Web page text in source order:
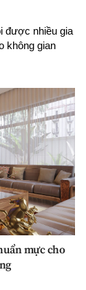
được nhiều gia
không gian
mực cho